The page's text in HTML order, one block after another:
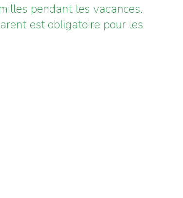
pendant les vacances.
est obligatoire pour les